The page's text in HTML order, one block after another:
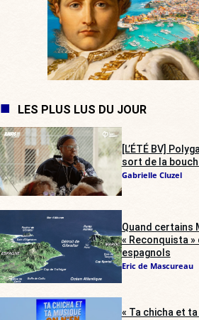
LES PLUS LUS DU JOUR
[L’ÉTÉ BV]
sort de la
Gabrielle Cluzel
Quand certains
« Reconquista
espagnols
Eric de Mascureau
« Ta chicha et ta